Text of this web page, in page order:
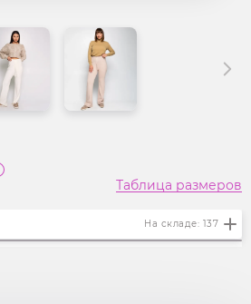
Таблица размеров
На складе: 137